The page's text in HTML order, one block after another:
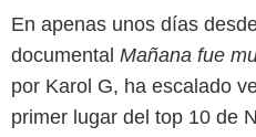
En apenas unos días
documental Mañana fue
por Karol G, ha escalado
primer lugar del top 10 de